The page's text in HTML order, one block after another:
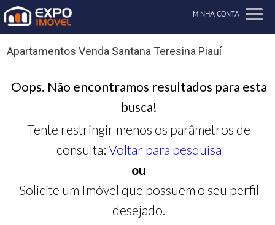
MINHA CONTA
Apartamentos Venda Santana Teresina Piauí
Oops. Não encontramos resultados para esta
busca!
Tente restringir menos os parâmetros de
consulta: Voltar para pesquisa
ou
Solicite um Imóvel que possuem o seu perfil
desejado.